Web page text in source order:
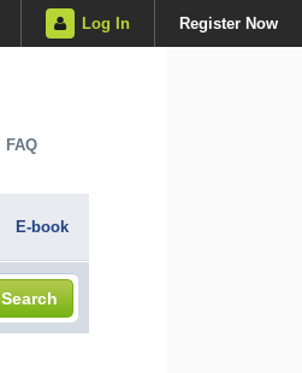
Log In Register Now
FAQ
E-book
Search